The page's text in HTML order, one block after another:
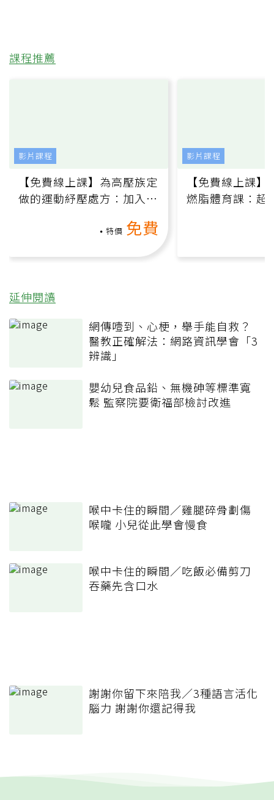
課程推薦
【免費線上課】為高壓族定
做的運動紓壓處方：加入行
特價 免費
影片課程
【免費線上課
燃脂體育課：超
影片課程
延伸閱讀
網傳噎到、心梗，舉手能自救？
醫教正確解法：網路資訊學會「3
辨識」
嬰幼兒食品鉛、無機砷等標準寬
鬆 監察院要衛福部檢討改進
喉中卡住的瞬間／雞腿碎骨劃傷
喉嚨 小兒從此學會慢食
喉中卡住的瞬間／吃飯必備剪刀
吞藥先含口水
謝謝你留下來陪我／3種語言活化
腦力 謝謝你還記得我